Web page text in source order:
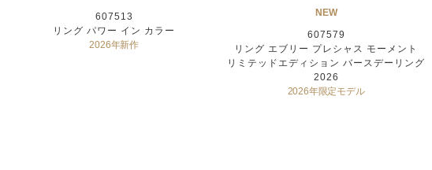
607513
リング パワー イン カラー
2026年新作
NEW
607579
リング エブリー プレシャス モーメント
リミテッドエディション バースデーリング
2026
2026年限定モデル